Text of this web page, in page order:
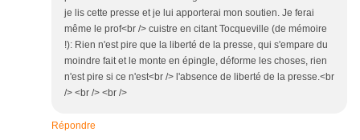
je lis cette presse et je lui apporterai mon soutien. Je ferai
même le prof<br /> cuistre en citant Tocqueville (de mémoire
!): Rien n'est pire que la liberté de la presse, qui s'empare du
moindre fait et le monte en épingle, déforme les choses, rien
n'est pire si ce n'est<br /> l'absence de liberté de la presse.<br
/> <br /> <br />
Répondre